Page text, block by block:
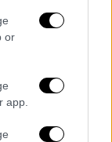
or
app.
ενώ
περίμενε